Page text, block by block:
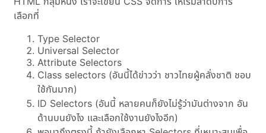
เลือกที่
Type Selector
Universal Selector
Attribute Selectors
Class selectors (อันนี้ได้ข่าวว่า ชาวไทยผู้คลั่งชาติ ชอบ
ใช้กันมาก)
ID Selectors (อันนี้ หลายคนก็ยังไม่รู้ว่ามันต่างจาก อัน
ด้านบนยังไง และเลือกใช้งานยังไงอีก)